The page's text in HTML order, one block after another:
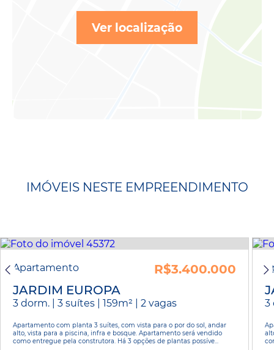
Ver localização
IMÓVEIS NESTE EMPREENDIMENTO
Apartamento
R$3.400.000
JARDIM EUROPA
3 dorm. | 3 suítes | 159m² | 2 vagas
Apartamento com planta 3 suítes, com vista para o por do sol, andar
alto, vista para a piscina, infra e bosque. Apartamento será vendido
como entregue pela construtora. Há 3 opções de plantas possíve...
3